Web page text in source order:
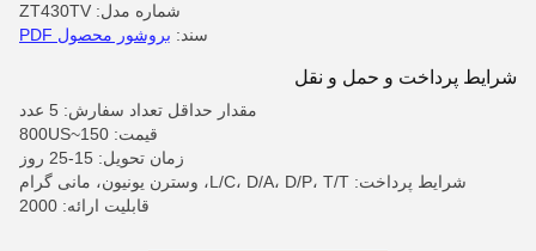
شماره مدل: ZT430TV
سند: بروشور محصول PDF
شرایط پرداخت و حمل و نقل
مقدار حداقل تعداد سفارش: 5 عدد
قیمت: 150~800US
زمان تحویل: 15-25 روز
شرایط پرداخت: L/C، D/A، D/P، T/T، وسترن یونیون، مانی گرام
قابلیت ارائه: 2000